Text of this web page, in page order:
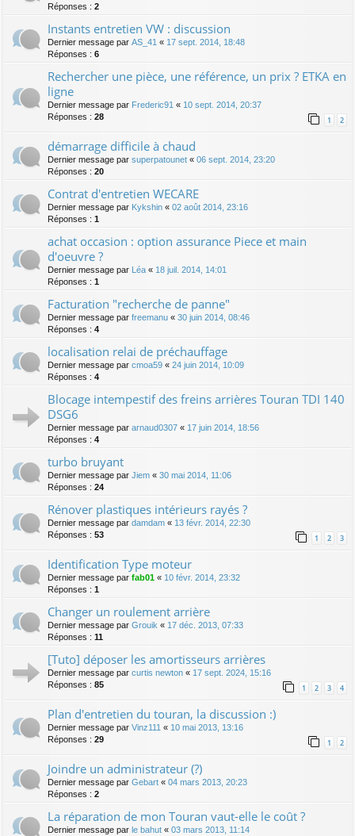
Réponses : 2
Instants entretien VW : discussion
Dernier message par AS_41 « 17 sept. 2014, 18:48
Réponses : 6
Rechercher une pièce, une référence, un prix ? ETKA en
ligne
Dernier message par Frederic91 « 10 sept. 2014, 20:37
Réponses : 28 1 2
démarrage difficile à chaud
Dernier message par superpatounet « 06 sept. 2014, 23:20
Réponses : 20
Contrat d'entretien WECARE
Dernier message par Kykshin « 02 août 2014, 23:16
Réponses : 1
achat occasion : option assurance Piece et main
d'oeuvre ?
Dernier message par Léa « 18 juil. 2014, 14:01
Réponses : 1
Facturation "recherche de panne"
Dernier message par freemanu « 30 juin 2014, 08:46
Réponses : 4
localisation relai de préchauffage
Dernier message par cmoa59 « 24 juin 2014, 10:09
Réponses : 4
Blocage intempestif des freins arrières Touran TDI 140
DSG6
Dernier message par arnaud0307 « 17 juin 2014, 18:56
Réponses : 4
turbo bruyant
Dernier message par Jiem « 30 mai 2014, 11:06
Réponses : 24
Rénover plastiques intérieurs rayés ?
Dernier message par damdam « 13 févr. 2014, 22:30
Réponses : 53 1 2 3
Identification Type moteur
Dernier message par fab01 « 10 févr. 2014, 23:32
Réponses : 1
Changer un roulement arrière
Dernier message par Grouik « 17 déc. 2013, 07:33
Réponses : 11
[Tuto] déposer les amortisseurs arrières
Dernier message par curtis newton « 17 sept. 2024, 15:16
Réponses : 85 1 2 3 4
Plan d'entretien du touran, la discussion :)
Dernier message par Vinz111 « 10 mai 2013, 13:16
Réponses : 29 1 2
Joindre un administrateur (?)
Dernier message par Gebart « 04 mars 2013, 20:23
Réponses : 2
La réparation de mon Touran vaut-elle le coût ?
Dernier message par le bahut « 03 mars 2013, 11:14